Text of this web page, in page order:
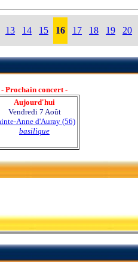
13 14 15 16 17 18 19 20
- Prochain concert -
Aujourd'hui
Vendredi 7 Août
Anne d'Auray (56)
basilique